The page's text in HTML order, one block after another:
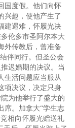
国度假。他们向怀
兴趣，使他产生了
建遇难，怀履光决
伦多市圣阿尔本大
外传教后，曾准备
伴同行。但圣公会
迟婚期的决议。当
生活问题应当服从
项决议，决定只身
为他举行了盛大的
席。加拿大“学生志
相向怀履光赠送礼